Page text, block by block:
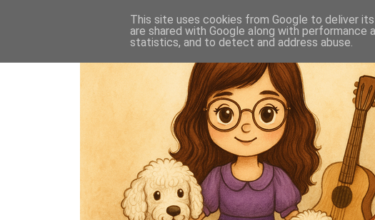
This site uses cookies from Google to deliver
are shared with Google along with
statistics, and to detect and address abuse.